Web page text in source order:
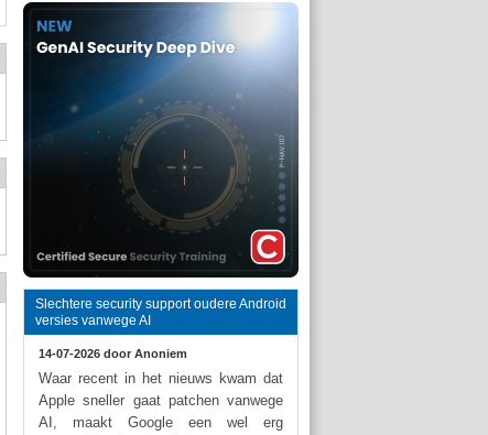
Slechtere security support oudere Android
versies vanwege AI
14-07-2026 door Anoniem
Waar recent in het nieuws kwam dat
Apple sneller gaat patchen vanwege
AI, maakt Google een wel erg